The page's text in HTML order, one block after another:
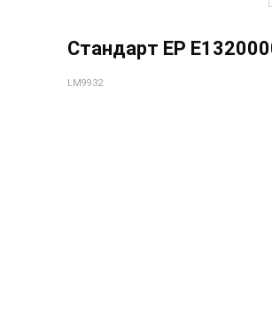
Стандарт EP
LM9932